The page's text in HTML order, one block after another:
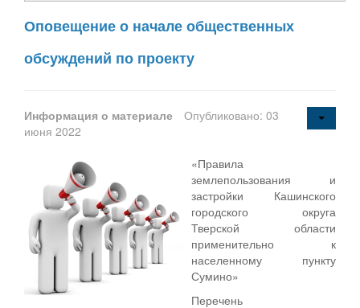
Оповещение о начале общественных
обсуждений по проекту
Информация о материале
Опубликовано: 03
июня 2022
«Правила
землепользования и
застройки Кашинского
городского округа
Тверской области
применительно к
населенному пункту
Сумино»
Перечень